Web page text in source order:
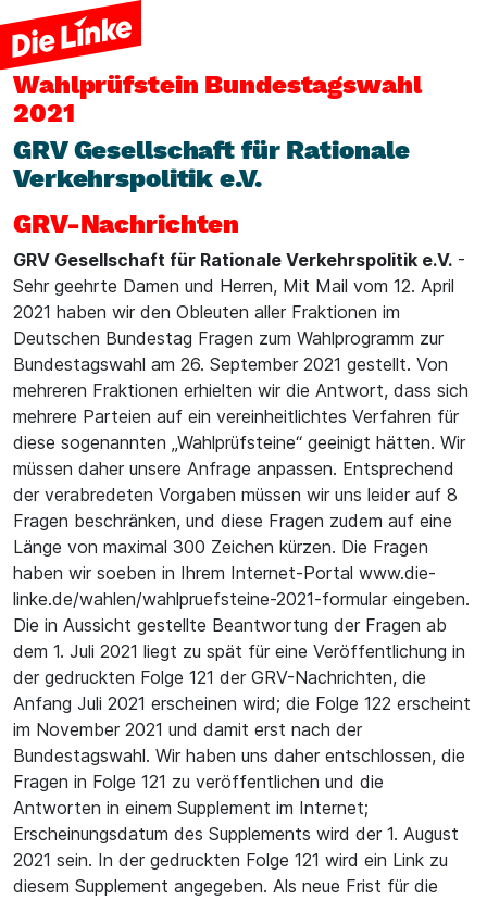
Wahlprüfstein Bundestagswahl
2021
GRV Gesellschaft für Rationale
Verkehrspolitik e.V.
GRV-Nachrichten
GRV Gesellschaft für Rationale Verkehrspolitik e.V. -
Sehr geehrte Damen und Herren, Mit Mail vom 12. April
2021 haben wir den Obleuten aller Fraktionen im
Deutschen Bundestag Fragen zum Wahlprogramm zur
Bundestagswahl am 26. September 2021 gestellt. Von
mehreren Fraktionen erhielten wir die Antwort, dass sich
mehrere Parteien auf ein vereinheitlichtes Verfahren für
diese sogenannten „Wahlprüfsteine“ geeinigt hätten. Wir
müssen daher unsere Anfrage anpassen. Entsprechend
der verabredeten Vorgaben müssen wir uns leider auf 8
Fragen beschränken, und diese Fragen zudem auf eine
Länge von maximal 300 Zeichen kürzen. Die Fragen
haben wir soeben in Ihrem Internet-Portal www.die-
linke.de/wahlen/wahlpruefsteine-2021-formular eingeben.
Die in Aussicht gestellte Beantwortung der Fragen ab
dem 1. Juli 2021 liegt zu spät für eine Veröffentlichung in
der gedruckten Folge 121 der GRV-Nachrichten, die
Anfang Juli 2021 erscheinen wird; die Folge 122 erscheint
im November 2021 und damit erst nach der
Bundestagswahl. Wir haben uns daher entschlossen, die
Fragen in Folge 121 zu veröffentlichen und die
Antworten in einem Supplement im Internet;
Erscheinungsdatum des Supplements wird der 1. August
2021 sein. In der gedruckten Folge 121 wird ein Link zu
diesem Supplement angegeben. Als neue Frist für die